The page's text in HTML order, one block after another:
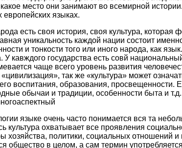
место они занимают во всемирной
европейских языках.
есть своя история, своя культура,
уникальность каждой нации состоит
и тонкости того или иного народа, как
кавждого государства есть совй
чаще всего уровень развития
так же «культура» может
воспитания, образования, просвещенности.
обычаи и традиции, особенности быта и
языке очень часто понимается вся та
культура охватывает все проявления
хозяйства, политики, социальных отношений и
общество в целом, а сам термин